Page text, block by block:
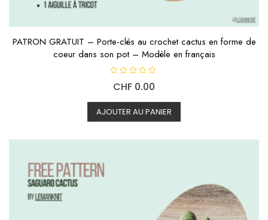
PATRON GRATUIT – Porte-clés au crochet cactus en forme de
coeur dans son pot – Modèle en français
o
e
0
s
u
5
CHF 0.00
AJOUTER AU PANIER